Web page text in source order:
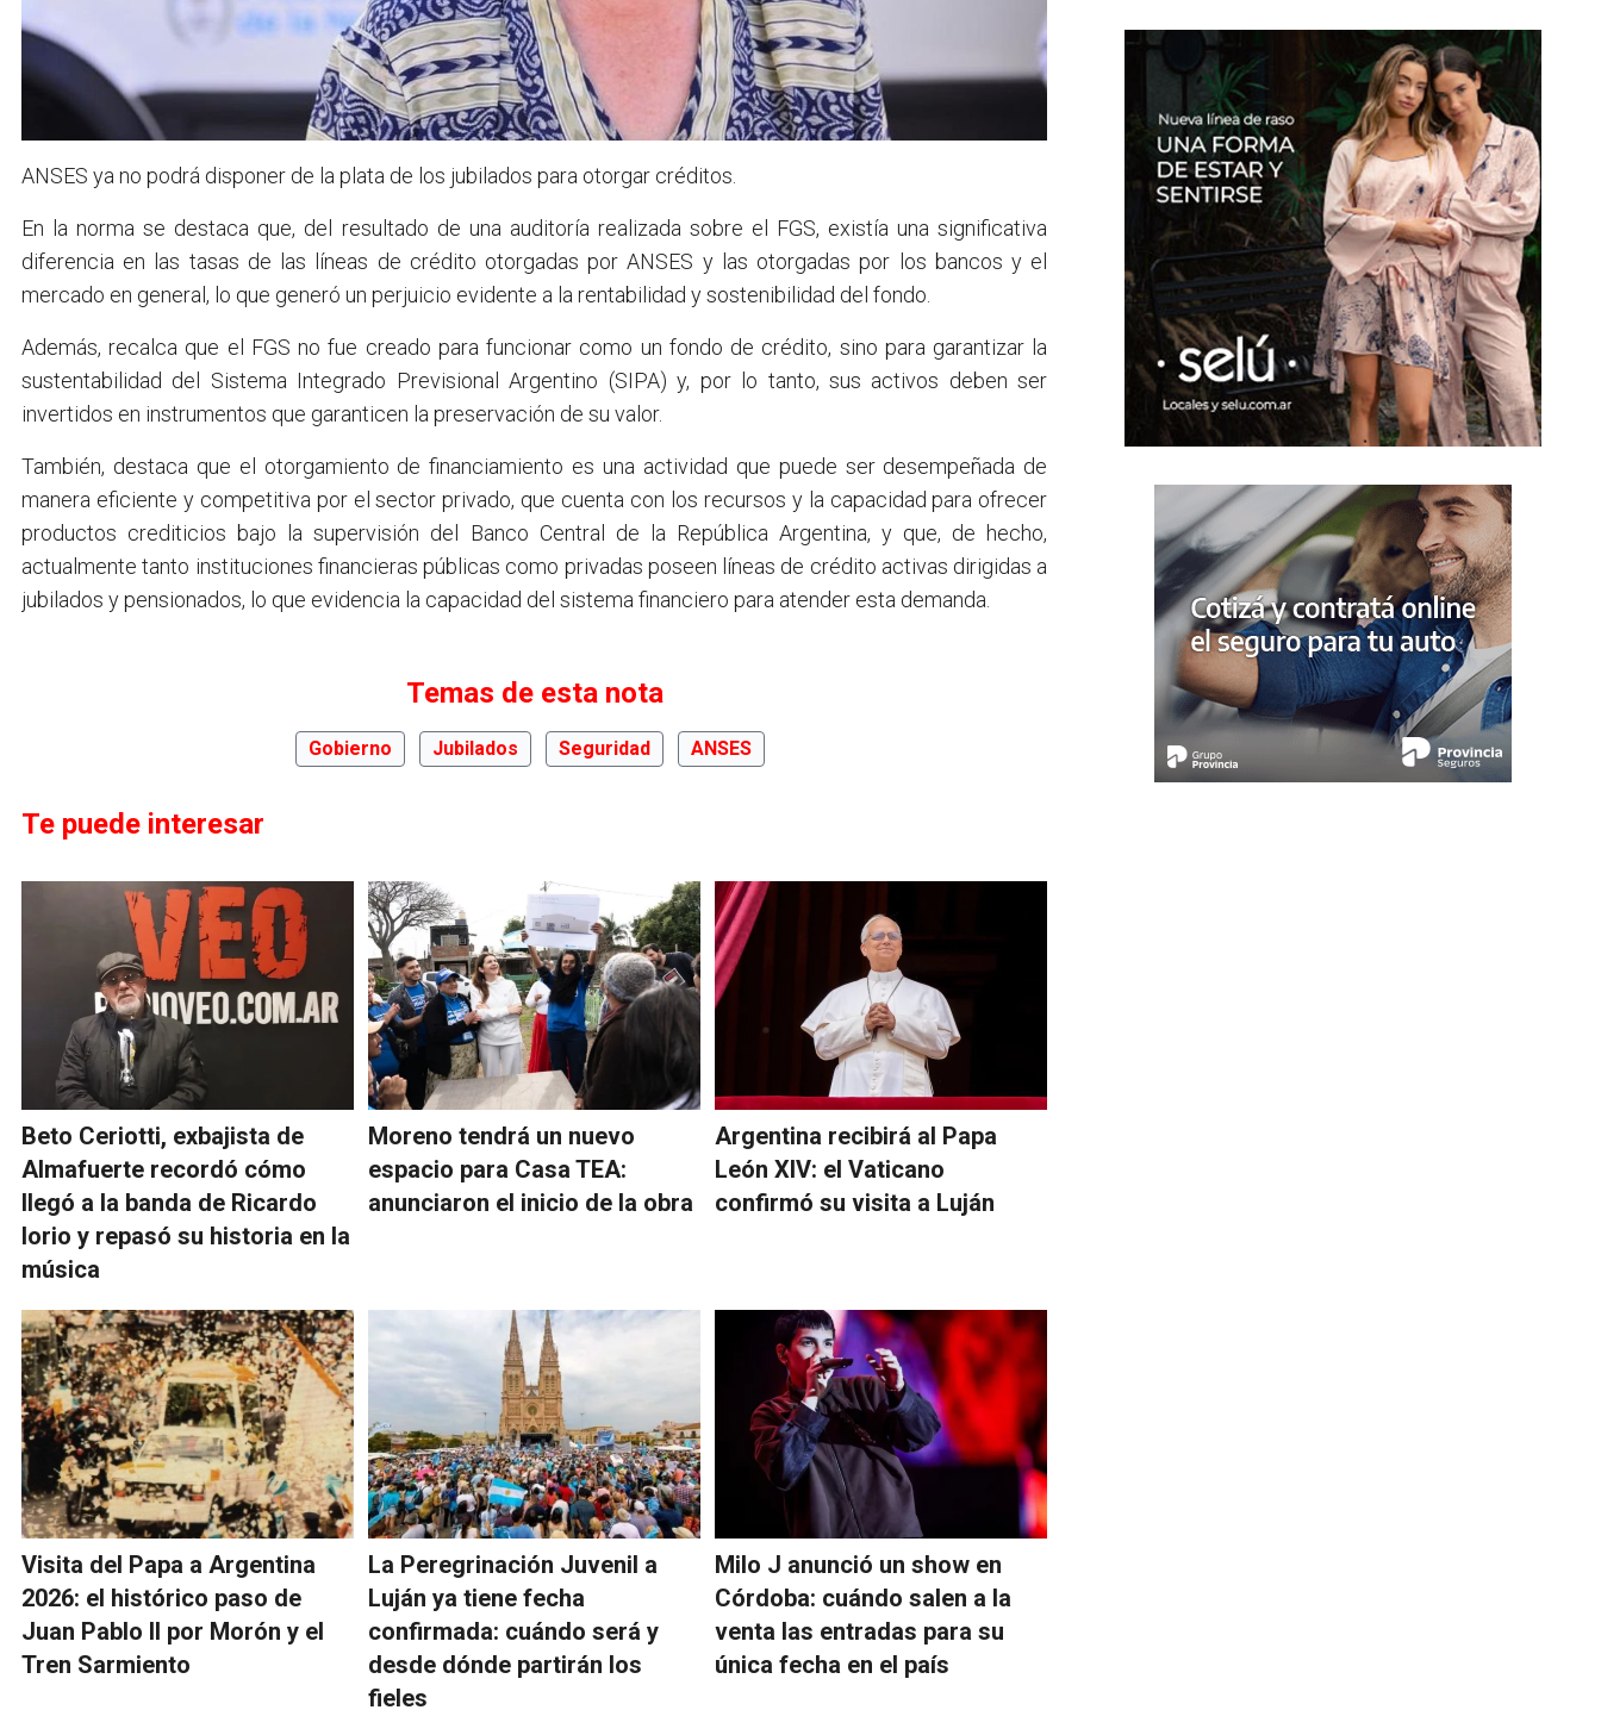
ANSES ya no podrá disponer de la plata de los jubilados para otorgar créditos.
En la norma se destaca que, del resultado de una auditoría realizada sobre el FGS, existía una significativa
diferencia en las tasas de las líneas de crédito otorgadas por ANSES y las otorgadas por los bancos y el
mercado en general, lo que generó un perjuicio evidente a la rentabilidad y sostenibilidad del fondo.
Además, recalca que el FGS no fue creado para funcionar como un fondo de crédito, sino para garantizar la
sustentabilidad del Sistema Integrado Previsional Argentino (SIPA) y, por lo tanto, sus activos deben ser
invertidos en instrumentos que garanticen la preservación de su valor.
También, destaca que el otorgamiento de financiamiento es una actividad que puede ser desempeñada de
manera eficiente y competitiva por el sector privado, que cuenta con los recursos y la capacidad para ofrecer
productos crediticios bajo la supervisión del Banco Central de la República Argentina, y que, de hecho,
actualmente tanto instituciones financieras públicas como privadas poseen líneas de crédito activas dirigidas a
jubilados y pensionados, lo que evidencia la capacidad del sistema financiero para atender esta demanda.
Temas de esta nota
Gobierno Jubilados Seguridad ANSES
Te puede interesar
Beto Ceriotti, exbajista de
Almafuerte recordó cómo
llegó a la banda de Ricardo
Iorio y repasó su historia en la
música
Moreno tendrá un nuevo
espacio para Casa TEA:
anunciaron el inicio de la obra
Argentina recibirá al Papa
León XIV: el Vaticano
confirmó su visita a Luján
Visita del Papa a Argentina
2026: el histórico paso de
Juan Pablo II por Morón y el
Tren Sarmiento
La Peregrinación Juvenil a
Luján ya tiene fecha
confirmada: cuándo será y
desde dónde partirán los
fieles
Milo J anunció un show en
Córdoba: cuándo salen a la
venta las entradas para su
única fecha en el país